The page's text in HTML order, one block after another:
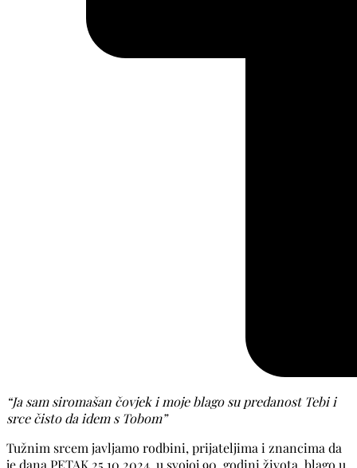
“Ja sam siromašan čovjek i moje blago su predanost Tebi i
srce čisto da idem s Tobom”
Tužnim srcem javljamo rodbini, prijateljima i znancima da
je dana PETAK 25.10.2024. u svojoj 90. godini života, blago u